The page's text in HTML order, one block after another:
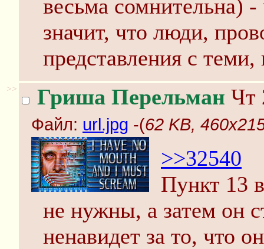
весьма сомнительна)
значит, что люди,
представления с теми,
>> Гриша Перельман Чт
Файл: url.jpg -(62 KB,
>>32540
Пункт 13
не нужны, а затем он
ненавидет за то, что